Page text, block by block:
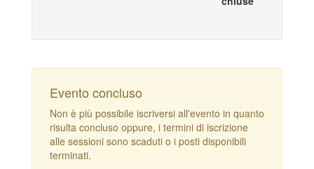
Evento concluso
Non è più possibile iscriversi all'evento in quanto
risulta concluso oppure, i termini di iscrizione
alle sessioni sono scaduti o i posti disponibili
terminati.